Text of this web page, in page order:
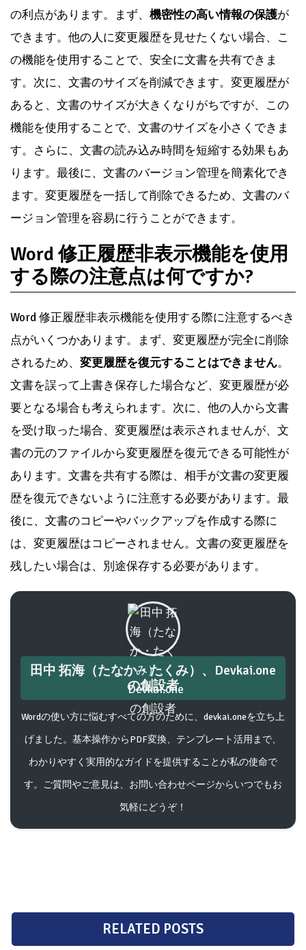
の利点があります。まず、 機密性の高い情報の保護が
できます。他の人に変更履歴を見せたくない場合、こ
の機能を使用することで、安全に文書を共有できま
す。次に、文書のサイズを削減できます。変更履歴が
あると、文書のサイズが大きくなりがちですが、この
機能を使用することで、文書のサイズを小さくできま
す。さらに、文書の読み込み時間を短縮する効果もあ
ります。最後に、文書のバージョン管理を簡素化でき
ます。変更履歴を一括して削除できるため、文書のバ
ージョン管理を容易に行うことができます。
Word 修正履歴非表示機能を使用
する際の注意点は何ですか?
Word 修正履歴非表示機能を使用する際に注意するべき
点がいくつかあります。まず、変更履歴が完全に削除
されるため、 変更履歴を復元することはできません。
文書を誤って上書き保存した場合など、変更履歴が必
要となる場合も考えられます。次に、他の人から文書
を受け取った場合、変更履歴は表示されませんが、文
書の元のファイルから変更履歴を復元できる可能性が
あります。文書を共有する際は、相手が文書の変更履
歴を復元できないように注意する必要があります。最
後に、文書のコピーやバックアップを作成する際に
は、変更履歴はコピーされません。文書の変更履歴を
残したい場合は、別途保存する必要があります。
田中 拓海（たなか・たくみ）、Devkai.one
の創設者
Wordの使い方に悩むすべての方のために、devkai.oneを立ち上
げました。基本操作からPDF変換、テンプレート活用まで、
わかりやすく実用的なガイドを提供することが私の使命で
す。ご質問やご意見は、お問い合わせページからいつでもお
気軽にどうぞ！
RELATED POSTS